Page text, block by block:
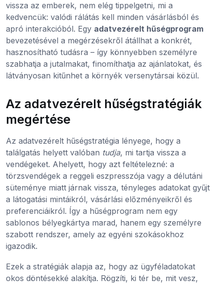
vissza az emberek, nem elég tippelgetni, mi a
kedvencük: valódi rálátás kell minden vásárlásból és
apró interakcióból. Egy adatvezérelt hűségprogram
bevezetésével a megérzésekről átállhat a konkrét,
hasznosítható tudásra – így könnyebben személyre
szabhatja a jutalmakat, finomíthatja az ajánlatokat, és
látványosan kitűnhet a környék versenytársai közül.
Az adatvezérelt hűségstratégiák
megértése
Az adatvezérelt hűségstratégia lényege, hogy a
találgatás helyett valóban tudja, mi tartja vissza a
vendégeket. Ahelyett, hogy azt feltételezné: a
törzsvendégek a reggeli eszpresszója vagy a délutáni
süteménye miatt járnak vissza, tényleges adatokat gyűjt
a látogatási mintáikról, vásárlási előzményeikről és
preferenciáikról. Így a hűségprogram nem egy
sablonos bélyegkártya marad, hanem egy személyre
szabott rendszer, amely az egyéni szokásokhoz
igazodik.
Ezek a stratégiák alapja az, hogy az ügyféladatokat
okos döntésekké alakítja. Rögzíti, ki tér be, mit vesz,